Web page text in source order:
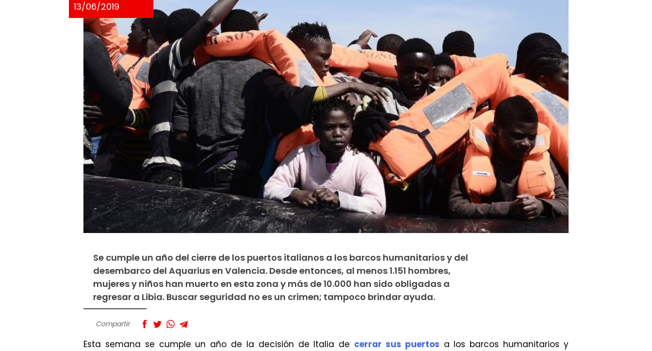
13/06/2019
Se cumple un año del cierre de los puertos italianos a los barcos humanitarios y del
desembarco del Aquarius en Valencia. Desde entonces, al menos 1.151 hombres,
mujeres y niños han muerto en esta zona y más de 10.000 han sido obligadas a
regresar a Libia. Buscar seguridad no es un crimen; tampoco brindar ayuda.
Compartir
Esta semana se cumple un año de la decisión de Italia de cerrar sus puertos a los barcos humanitarios y